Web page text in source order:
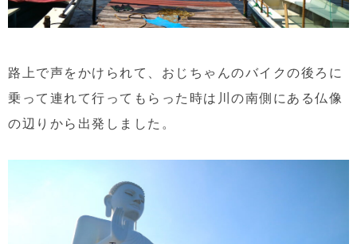
路上で声をかけられて、おじちゃんのバイクの後ろに
乗って連れて行ってもらった時は川の南側にある仏像
の辺りから出発しました。